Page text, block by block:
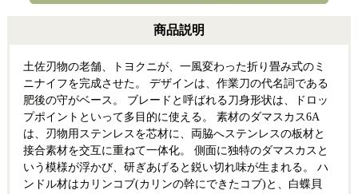
商品説明
土佐刃物の老舗、トヨクニが、一風変わった折り畳み式のミ
ニナイフを完成させた。 デザインは、作業刀の代名詞である
肥後の守がベース。 ブレードと呼ばれる刀身形状は、ドロッ
プポイントといって多目的に使える。 素材のダマスカス6A
は、刃物用ステンレスを芯材に、両脇へステンレスの板材と
接合素材を交互に重ねて一体化。 側面に独特のダマスカスと
いう模様が浮かび、研ぎあげると鋭い切れ味が生まれる。 ハ
ンドル材はカリンコブ(カリンの幹にできたコブ)と、白蝶貝